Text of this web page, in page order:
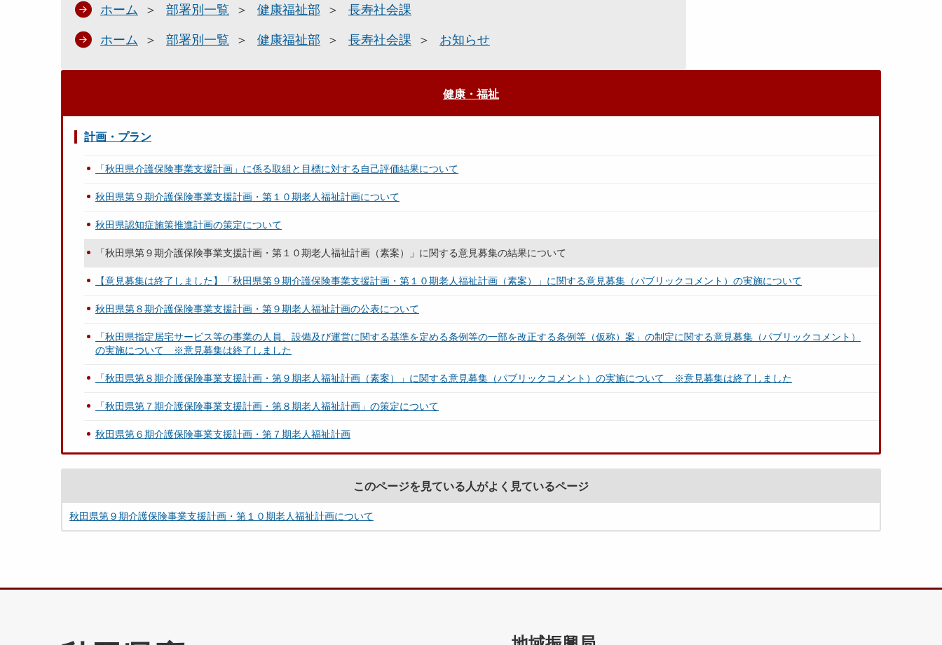
ホーム 部署別一覧 健康福祉部 長寿社会課
ホーム 部署別一覧 健康福祉部 長寿社会課 お知らせ
健康・福祉
計画・プラン
「秋田県介護保険事業支援計画」に係る取組と目標に対する自己評価結果について
秋田県第９期介護保険事業支援計画・第１０期老人福祉計画について
秋田県認知症施策推進計画の策定について
「秋田県第９期介護保険事業支援計画・第１０期老人福祉計画（素案）」に関する意見募集の結果について
【意見募集は終了しました】「秋田県第９期介護保険事業支援計画・第１０期老人福祉計画（素案）」に関する意見募集（パブリックコメント）の実施について
秋田県第８期介護保険事業支援計画・第９期老人福祉計画の公表について
「秋⽥県指定居宅サービス等の事業の⼈員、設備及び運営に関する基準を定める条例等の⼀部を改正する条例等（仮称）案」の制定に関する意見募集（パブリックコメント）
の実施について ※意見募集は終了しました
「秋田県第８期介護保険事業支援計画・第９期老人福祉計画（素案）」に関する意見募集（パブリックコメント）の実施について ※意見募集は終了しました
「秋田県第７期介護保険事業支援計画・第８期老人福祉計画」の策定について
秋田県第６期介護保険事業支援計画・第７期老人福祉計画
このページを見ている人がよく見ているページ
秋田県第９期介護保険事業支援計画・第１０期老人福祉計画について